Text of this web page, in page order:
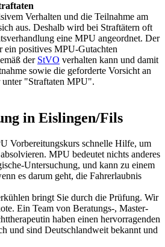
Verhalten und die Teilnahme am
aus. Deshalb wird bei Straftätern oft
eine MPU angeordnet. Der
ein positives MPU-Gutachten
der StVO verhalten kann und damit
sowie die geforderte Vorsicht an
unter "Straftaten MPU".
in Eislingen/Fils
Vorbereitungskurs schnelle Hilfe, um
MPU bedeutet nichts anderes
Untersuchung, und kann zu einem
es darum geht, die Fahrerlaubnis
bringt Sie durch die Prüfung. Wir
Ein Team von Beratungs-, Master-
haben einen hervorragenden
und sind Deutschlandweit bekannt und